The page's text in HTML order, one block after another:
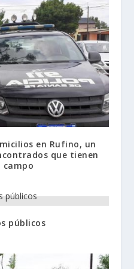
en Rufino, un
que tienen
campo
públicos